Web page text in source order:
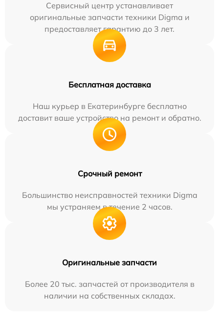
Сервисный центр устанавливает
оригинальные запчасти техники Digma и
предоставляет гарантию до 3 лет.
Бесплатная доставка
Наш курьер в Екатеринбурге бесплатно
доставит ваше устройство на ремонт и обратно.
Срочный ремонт
Большинство неисправностей техники Digma
мы устраняем в течение 2 часов.
Оригинальные запчасти
Более 20 тыс. запчастей от производителя в
наличии на собственных складах.